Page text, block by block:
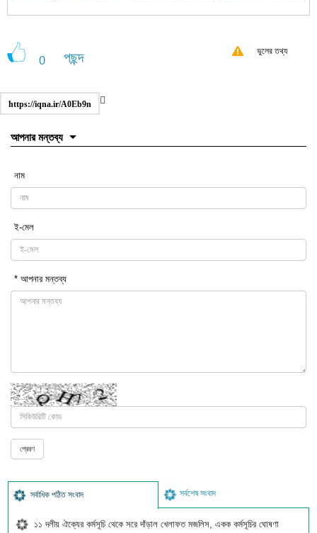
0 পছন্দ ভুলের তথ্য
https://iqna.ir/A0Eb9n
আপনার মন্তব্য
নাম
ই-মেল
* আপনার মন্তব্য
সর্বাধিক পঠিত সংবাদ সর্বশেষ সংবাদ
১১ দলীয় ঐক্যের কর্মসূচি থেকে সরে দাঁড়াল খেলাফত মজলিস, একক কর্মসূচির ঘোষণা